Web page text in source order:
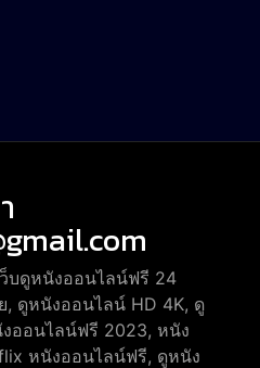
ว็บดูหนังออนไลน์ฟรี 24
ดูหนังออนไลน์ HD 4K, ดู
ออนไลน์ฟรี 2023, หนัง
หนังออนไลน์ฟรี, ดูหนัง